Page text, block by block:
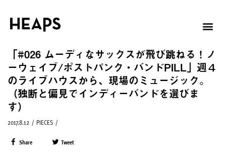
「#026 ムーディなサックスが飛び跳ねる！ノ
ーウェイブ/ポストパンク・バンドPILL」週４
のライブハウスから、現場のミュージック。
（独断と偏見でインディーバンドを選びま
す）
2017.8.12 / PIECES /
Share Tweet